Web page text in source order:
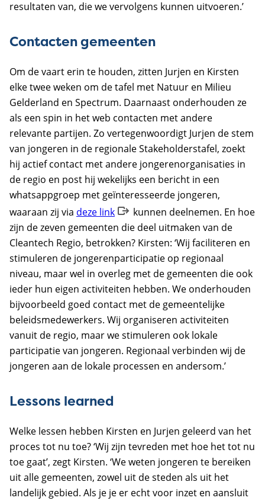
resultaten van, die we vervolgens kunnen uitvoeren.’
Contacten gemeenten
Om de vaart erin te houden, zitten Jurjen en Kirsten
elke twee weken om de tafel met Natuur en Milieu
Gelderland en Spectrum. Daarnaast onderhouden ze
als een spin in het web contacten met andere
relevante partijen. Zo vertegenwoordigt Jurjen de stem
van jongeren in de regionale Stakeholderstafel, zoekt
hij actief contact met andere jongerenorganisaties in
de regio en post hij wekelijks een bericht in een
whatsappgroep met geïnteresseerde jongeren,
waaraan zij via deze link
kunnen deelnemen. En hoe
zijn de zeven gemeenten die deel uitmaken van de
Cleantech Regio, betrokken? Kirsten: ‘Wij faciliteren en
stimuleren de jongerenparticipatie op regionaal
niveau, maar wel in overleg met de gemeenten die ook
ieder hun eigen activiteiten hebben. We onderhouden
bijvoorbeeld goed contact met de gemeentelijke
beleidsmedewerkers. Wij organiseren activiteiten
vanuit de regio, maar we stimuleren ook lokale
participatie van jongeren. Regionaal verbinden wij de
jongeren aan de lokale processen en andersom.’
Lessons learned
Welke lessen hebben Kirsten en Jurjen geleerd van het
proces tot nu toe? ‘Wij zijn tevreden met hoe het tot nu
toe gaat’, zegt Kirsten. ‘We weten jongeren te bereiken
uit alle gemeenten, zowel uit de steden als uit het
landelijk gebied. Als je je er echt voor inzet en aansluit